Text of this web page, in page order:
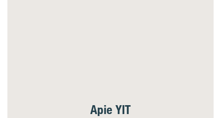
Apie YIT